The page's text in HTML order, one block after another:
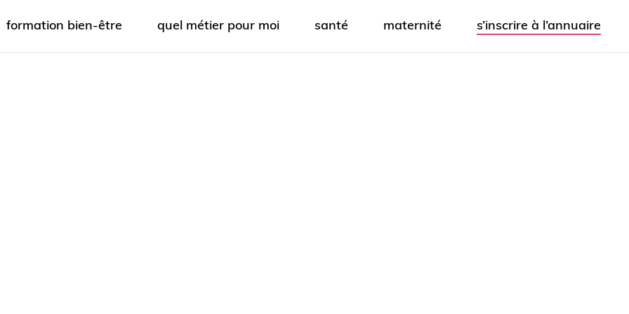
formation bien-être quel métier pour moi santé maternité s’inscrire à l’annuaire